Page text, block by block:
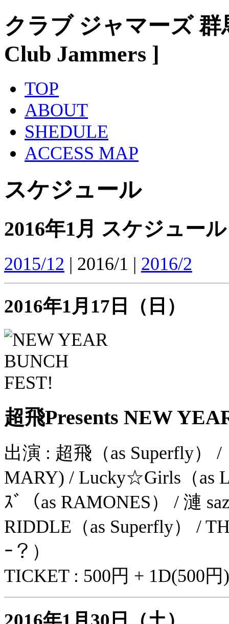
クラブ ジャマーズ
Club Jammers ]
TOP
ABOUT
SHEDULE
ACCESS MAP
スケジュール
2016年1月 スケジュール
2015/12 | 2016/1 | 2016/2
2016年1月17日（日）
超飛Presents NEW
出演 : 超飛（as Superfly）
MARY) / Lucky☆Girls（as
ｽﾞ（as RAMONES） / 漣
RIDDLE（as Superfly） /
ｰ？）
TICKET : 500円 + 1D(500円)